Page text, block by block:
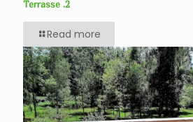
Terrasse .2
Read more